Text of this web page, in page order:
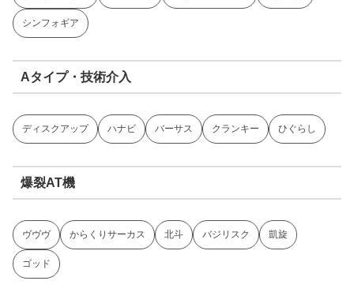
シンフォギア
Aタイプ・技術介入
ディスクアップ ハナビ バーサス クランキー ひぐらし
爆裂AT機
ヴヴヴ からくりサーカス 北斗 バジリスク 凱旋
ゴッド